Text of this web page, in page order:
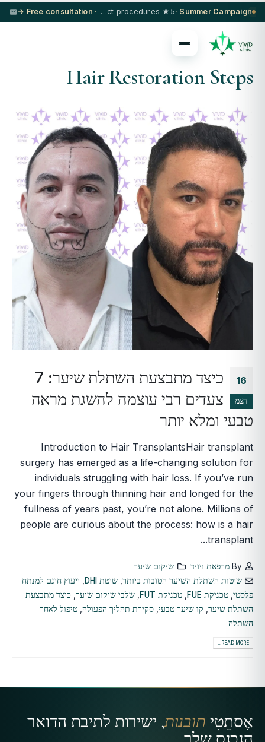
Summer Campaign ·
5★ hotel + VIP transfer on select procedures
· Free consultation →
Hair Restoration Steps
16
דצמ
כיצד מתבצעת השתלת שיער: 7
צעדים רבי עוצמה להשגת מראה
טבעי ומלא יותר
Introduction to Hair TransplantsHair transplant
surgery has emerged as a life-changing solution for
individuals struggling with hair loss. If you’ve run
your fingers through thinning hair and longed for the
fullness of years past, you’re not alone. Millions of
people are curious about the process: how is a hair
transplant...
By מרפאת ויויד
שיקום שיער
שיטות השתלת השיער הטובות ביותר ,שיטת DHI
ייעוץ חינם למנתח
פלסטי טכניקת FUE טכניקת FUT שלבי שיקום שיער כיצד מתבצעת
השתלת שיער קו שיער טבעי סקירת תהליך הפעולה טיפול לאחר
השתלה
READ MORE...
אֶסתֵטִי תובנות, ישירות לתיבת הדואר